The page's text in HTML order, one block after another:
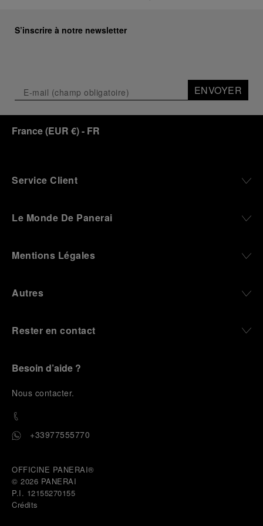
S’inscrire à notre newsletter
ENVOYER
France(EUR €)- FR
Service Client
Le Monde De Panerai
Mentions Légales
Autres
Rester en contact
Besoin d’aide ?
Nous contacter.
+33977555770
OFFICINE PANERAI®
© 2026 PANERAI
P.I. 12155270155
Crédits